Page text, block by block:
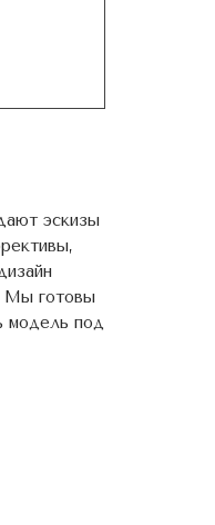
эскизы
Мы готовы
модель под